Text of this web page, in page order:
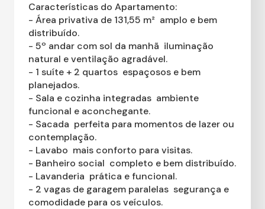
Características do Apartamento:
- Área privativa de 131,55 m²  amplo e bem
distribuído.
- 5º andar com sol da manhã  iluminação
natural e ventilação agradável.
- 1 suíte + 2 quartos  espaçosos e bem
planejados.
- Sala e cozinha integradas  ambiente
funcional e aconchegante.
- Sacada  perfeita para momentos de lazer ou
contemplação.
- Lavabo  mais conforto para visitas.
- Banheiro social  completo e bem distribuído.
- Lavanderia  prática e funcional.
- 2 vagas de garagem paralelas  segurança e
comodidade para os veículos.